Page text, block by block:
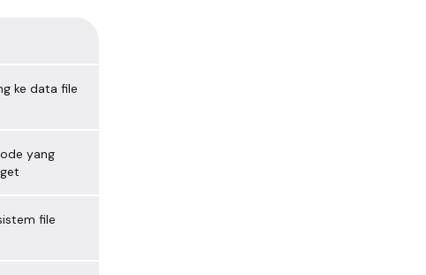
ke data file
yang
file